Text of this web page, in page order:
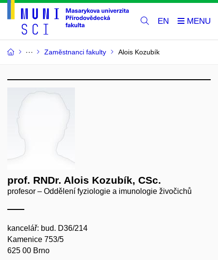
EN
Zaměstnanci fakulty Alois Kozubík
prof. RNDr. Alois Kozubík, CSc.
profesor – Oddělení fyziologie a imunologie živočichů
kancelář: bud. D36/214
Kamenice 753/5
625 00 Brno